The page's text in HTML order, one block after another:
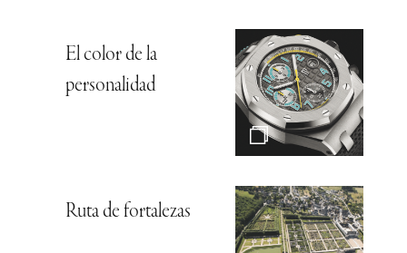
El color de la
personalidad
Ruta de fortalezas